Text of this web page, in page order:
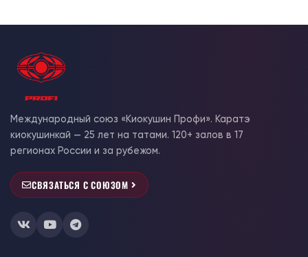
Международный союз «Киокушин Профи». Каратэ
киокушинкай — 25 лет на татами. 120+ залов в 17
регионах России и за рубежом.
СВЯЗАТЬСЯ С СОЮЗОМ